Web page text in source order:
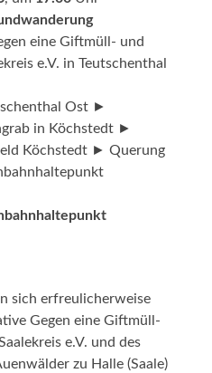
eine Giftmüll- und
e.V. in Teutschenthal
Ost ►
in Köchstedt ►
Köchstedt ► Querung
sich erfreulicherweise
Gegen eine Giftmüll-
e.V. und des
zu Halle (Saale)